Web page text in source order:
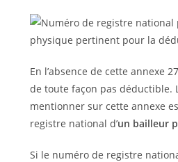
En l’absence de cette annexe
de toute façon pas déductible.
mentionner sur cette annexe
registre national d’un bailleur
Si le numéro de registre